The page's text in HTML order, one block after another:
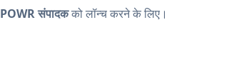
POWR संपादकको लॉन्च करने के लिए।